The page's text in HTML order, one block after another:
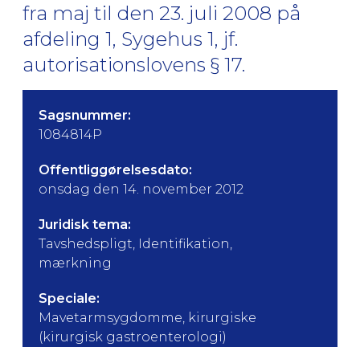
fra maj til den 23. juli 2008 på
afdeling 1, Sygehus 1, jf.
autorisationslovens § 17.
Sagsnummer:
1084814P
Offentliggørelsesdato:
onsdag den 14. november 2012
Juridisk tema:
Tavshedspligt, Identifikation,
mærkning
Speciale:
Mavetarmsygdomme, kirurgiske
(kirurgisk gastroenterologi)